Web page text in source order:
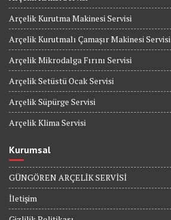
Arçelik Kurutma Makinesi Servisi
Arçelik Kurutmalı Çamaşır Makinesi Servisi
Arçelik Mikrodalga Fırını Servisi
Arçelik Setüstü Ocak Servisi
Arçelik Süpürge Servisi
Arçelik Klima Servisi
Kurumsal
GÜNGÖREN ARÇELİK SERVİSİ
İletişim